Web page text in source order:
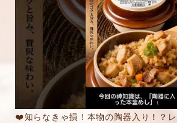
❤️知らなきゃ損！本物の陶器入り！？